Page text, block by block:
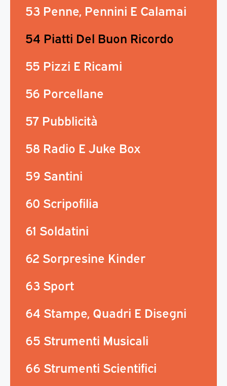
53 Penne, Pennini E Calamai
54 Piatti Del Buon Ricordo
55 Pizzi E Ricami
56 Porcellane
57 Pubblicità
58 Radio E Juke Box
59 Santini
60 Scripofilia
61 Soldatini
62 Sorpresine Kinder
63 Sport
64 Stampe, Quadri E Disegni
65 Strumenti Musicali
66 Strumenti Scientifici